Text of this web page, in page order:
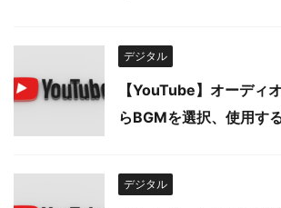
デジタル
【YouTube】オーディ
らBGMを選択、使用す
デジタル